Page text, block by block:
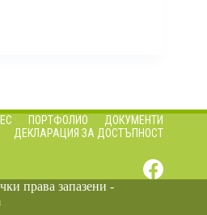
ПОРТФОЛИО
ДОКУМЕНТИ
ДЕКЛАРАЦИЯ ЗА ДОСТЪПНОСТ
права запазени -